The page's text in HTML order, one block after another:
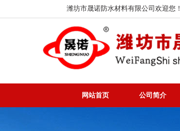
潍坊市晟诺防水材料有限公司欢迎您！
网站首页 公司简介